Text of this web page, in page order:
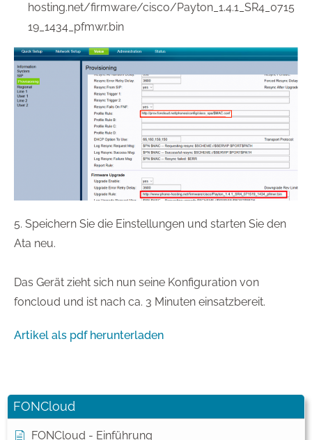
FONCloud
FONCloud - Einführung
hosting.net/firmware/cisco/Payton_1.4.1_SR4_0715
19_1434_pfmwr.bin
5. Speichern Sie die Einstellungen und starten Sie den
Ata neu.
Das Gerät zieht sich nun seine Konfiguration von
foncloud und ist nach ca. 3 Minuten einsatzbereit.
Artikel als pdf herunterladen